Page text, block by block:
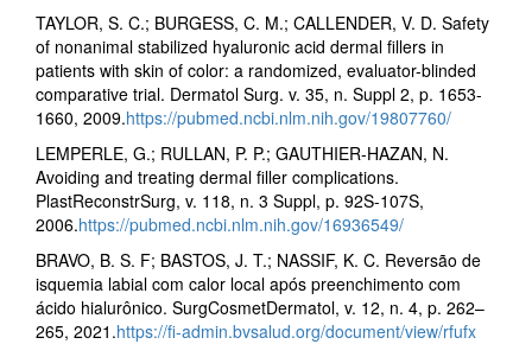
TAYLOR, S. C.; BURGESS, C. M.; CALLENDER, V. D. Safety
of nonanimal stabilized hyaluronic acid dermal fillers in
patients with skin of color: a randomized, evaluator-blinded
comparative trial. Dermatol Surg. v. 35, n. Suppl 2, p. 1653-
1660, 2009.https://pubmed.ncbi.nlm.nih.gov/19807760/
LEMPERLE, G.; RULLAN, P. P.; GAUTHIER-HAZAN, N.
Avoiding and treating dermal filler complications.
PlastReconstrSurg, v. 118, n. 3 Suppl, p. 92S-107S,
2006.https://pubmed.ncbi.nlm.nih.gov/16936549/
BRAVO, B. S. F; BASTOS, J. T.; NASSIF, K. C. Reversão de
isquemia labial com calor local após preenchimento com
ácido hialurônico. SurgCosmetDermatol, v. 12, n. 4, p. 262–
265, 2021.https://fi-admin.bvsalud.org/document/view/rfufx